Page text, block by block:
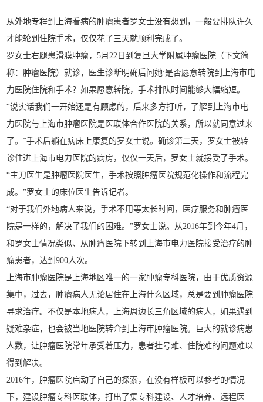
从外地专程到上海看病的肿瘤患者罗女士没有想到，一般要排队许久
才能轮到住院手术，仅仅花了三天就顺利完成了。
罗女士右腿患滑膜肿瘤，5月22日到复旦大学附属肿瘤医院（下文简
称：肿瘤医院）就诊，医生诊断明确后问她:是否愿意转院到上海市电
力医院住院和手术？如果愿意转院，手术排队时间能够大幅缩短。
“说实话我们一开始还是有顾虑的，后来多方打听，了解到上海市电
力医院与上海市肿瘤医院是医联体合作医院的关系，所以就同意过来
了。”手术后躺在病床上康复的罗女士说。确诊第二天，罗女士被转
诊住进上海市电力医院的病房，仅仅一天后，罗女士就接受了手术。
“主刀医生是肿瘤医院医生，手术按照肿瘤医院规范化操作和流程完
成。”罗女士的床位医生告诉记者。
“对于我们外地病人来说，手术不用等太长时间，医疗服务和肿瘤医
院是一样的，解决了我们的困难。”罗女士说。从2016年到今年4月，
和罗女士情况类似、从肿瘤医院下转到上海市电力医院接受治疗的肿
瘤患者，达到900人次。
上海市肿瘤医院是上海地区唯一的一家肿瘤专科医院，由于优质资源
集中，过去，肿瘤病人无论居住在上海什么区域，总是要到肿瘤医院
寻求治疗。不仅是本地病人，上海周边长三角区域的病人，如果遇到
疑难杂症，也会被当地医院转介到上海市肿瘤医院。巨大的就诊病患
人数，让肿瘤医院常年承受着压力，患者挂号难、住院难的问题难以
得到解决。
2016年，肿瘤医院启动了自己的探索，在没有样板可以参考的情况
下，建设肿瘤专科医联体，打出了集专科建设、人才培养、远程医